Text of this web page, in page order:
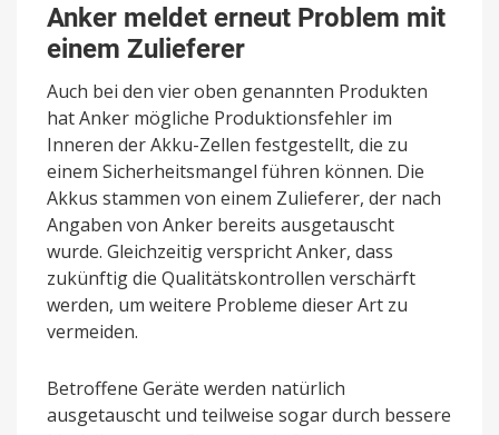
Anker meldet erneut Problem mit
einem Zulieferer
Auch bei den vier oben genannten Produkten
hat Anker mögliche Produktionsfehler im
Inneren der Akku-Zellen festgestellt, die zu
einem Sicherheitsmangel führen können. Die
Akkus stammen von einem Zulieferer, der nach
Angaben von Anker bereits ausgetauscht
wurde. Gleichzeitig verspricht Anker, dass
zukünftig die Qualitätskontrollen verschärft
werden, um weitere Probleme dieser Art zu
vermeiden.
Betroffene Geräte werden natürlich
ausgetauscht und teilweise sogar durch bessere